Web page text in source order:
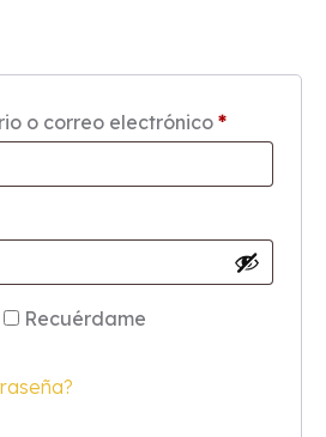
o correo electrónico *
Recuérdame